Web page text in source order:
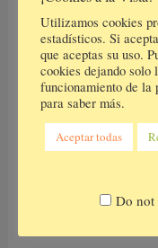
Montessori Teoria,
Utilizamos cookies
estadísticos. Si
que aceptas su uso.
cookies dejando solo
funcionamiento de
para saber más.
Aceptar todas
Do not